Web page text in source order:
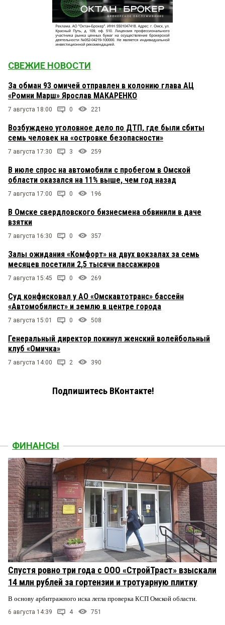
СВЕЖИЕ НОВОСТИ
За обман 93 омичей отправлен в колонию глава АЦ
«Ромни Марш» Ярослав МАКАРЕНКО
7 августа 18:00 0 221
Возбуждено уголовное дело по ДТП, где были сбиты
семь человек на «островке безопасности»
7 августа 17:30 3 259
В июле спрос на автомобили с пробегом в Омской
области оказался на 11% выше, чем год назад
7 августа 17:00 0 196
В Омске свердловского бизнесмена обвинили в даче
взятки
7 августа 16:30 0 357
Залы ожидания «Комфорт» на двух вокзалах за семь
месяцев посетили 2,5 тысячи пассажиров
7 августа 15:45 0 269
Суд конфисковал у АО «Омскавтотранс» бассейн
«Автомобилист» и землю в центре города
7 августа 15:01 0 508
Генеральный директор покинул женский волейбольный
клуб «Омичка»
7 августа 14:00 2 390
Подпишитесь ВКонтакте!
ФИНАНСЫ
Спустя ровно три года с ООО «СтройТраст» взыскали
14 млн рублей за гортензии и тротуарную плитку
В основу арбитражного иска легла проверка КСП Омской области.
6 августа 14:39 4 751